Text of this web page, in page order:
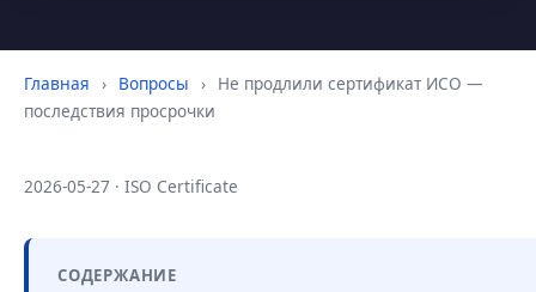
Главная › Вопросы › Не продлили сертификат ИСО —
последствия просрочки
2026-05-27 · ISO Certificate
СОДЕРЖАНИЕ